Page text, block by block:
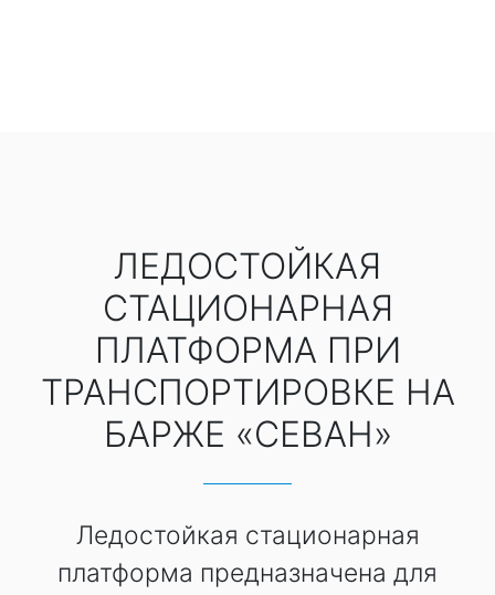
ЛЕДОСТОЙКАЯ
СТАЦИОНАРНАЯ
ПЛАТФОРМА ПРИ
ТРАНСПОРТИРОВКЕ НА
БАРЖЕ «СЕВАН»
Ледостойкая стационарная
платформа предназначена для